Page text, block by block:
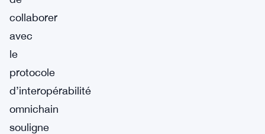
collaborer
avec
le
protocole
d’interopérabilité
omnichain
souligne